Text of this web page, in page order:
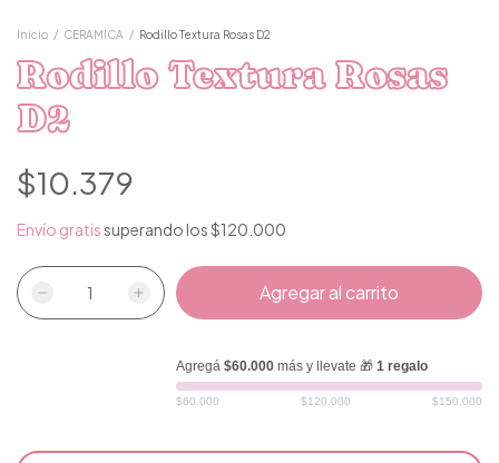
Inicio / CERAMICA / Rodillo Textura Rosas D2
Rodillo Textura Rosas
D2
$10.379
Envío gratissuperando los$120.000
Agregá $60.000más y llevate 🎁 1 regalo
$60.000 $120.000 $150.000